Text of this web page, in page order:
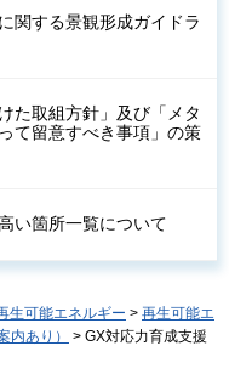
関する景観形成ガイドラ
た取組方針」及び「メタ
て留意すべき事項」の策
い箇所一覧について
生可能エネルギー > 再生可能エ
内あり）
> GX対応力育成支援